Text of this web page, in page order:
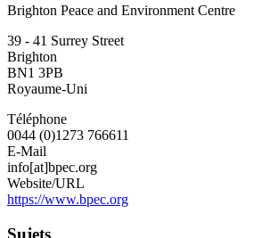
Peace
Environment
Brighton Peace and Environment Centre
39 - 41 Surrey Street
Brighton
BN1 3PB
Royaume-Uni
Téléphone
0044 (0)1273 766611
E-Mail
info[at]bpec.org
Website/URL
https://www.bpec.org
Sujets